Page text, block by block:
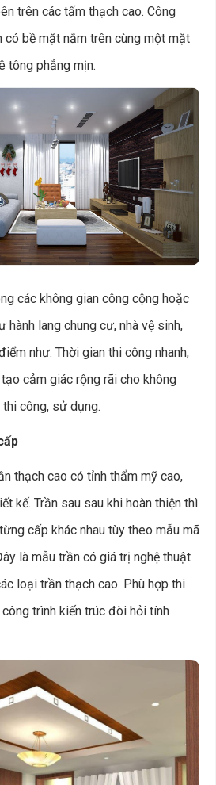
trên các tấm thạch cao. Công
có bề mặt nằm trên cùng một mặt
tông phẳng mịn.
các không gian công cộng hoặc
hành lang chung cư, nhà vệ sinh,
như: Thời gian thi công nhanh,
cảm giác rộng rãi cho không
công, sử dụng.
thạch cao có tỉnh thẩm mỹ cao,
kế. Trần sau sau khi hoàn thiện thì
cấp khác nhau tùy theo mẫu mã
là mẫu trần có giá trị nghệ thuật
loại trần thạch cao. Phù hợp thi
trình kiến trúc đòi hỏi tính